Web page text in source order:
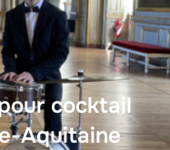
cocktail
Aquitaine